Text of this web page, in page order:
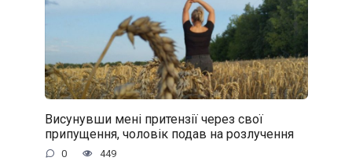
Висунувши мені притензії через свої
припущення, чоловік подав на розлучення
0 449